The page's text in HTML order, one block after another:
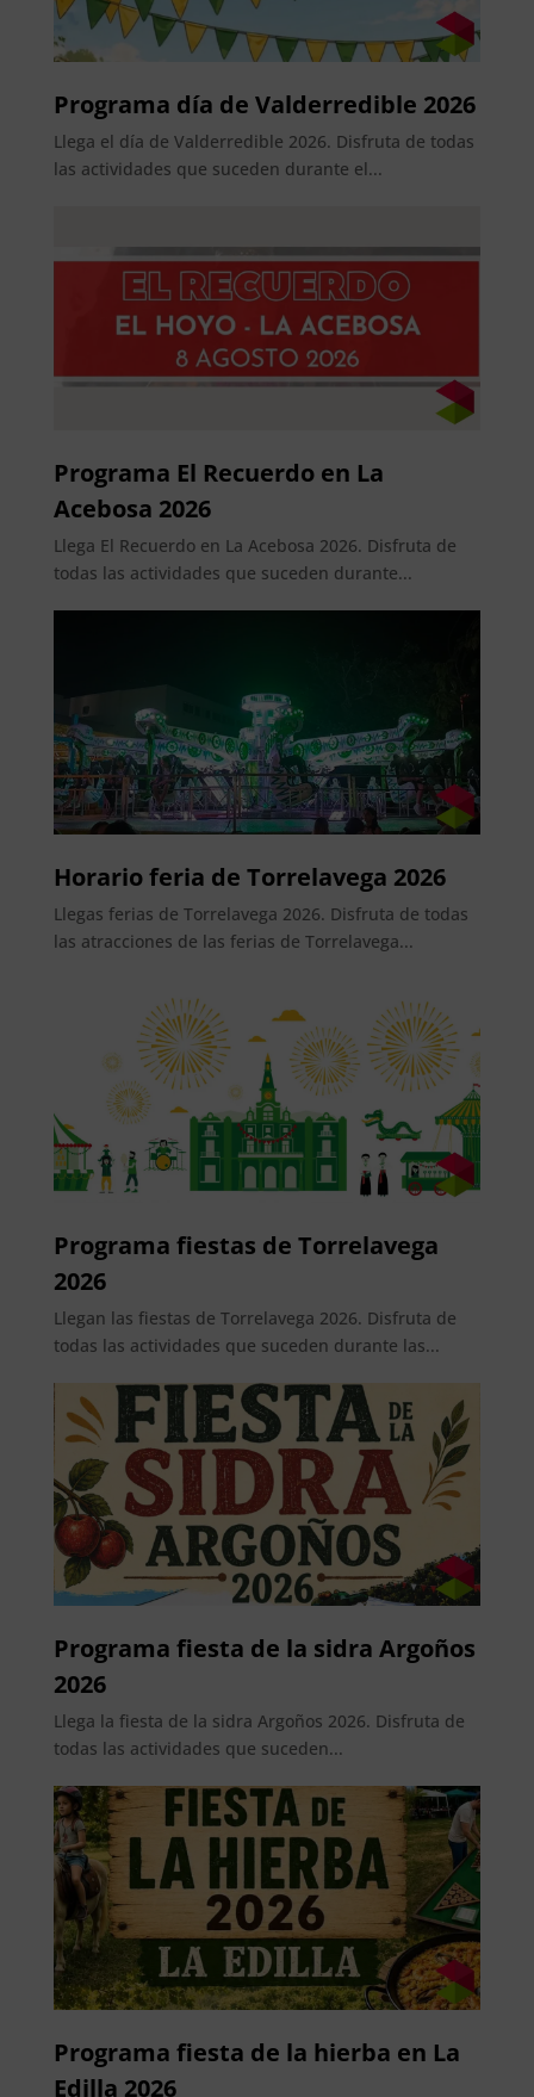
Programa día de Valderredible 2026
Llega el día de Valderredible 2026. Disfruta de todas
las actividades que suceden durante el...
Programa El Recuerdo en La
Acebosa 2026
Llega El Recuerdo en La Acebosa 2026. Disfruta de
todas las actividades que suceden durante...
Horario feria de Torrelavega 2026
Llegas ferias de Torrelavega 2026. Disfruta de todas
las atracciones de las ferias de Torrelavega...
Programa fiestas de Torrelavega
2026
Llegan las fiestas de Torrelavega 2026. Disfruta de
todas las actividades que suceden durante las...
Programa fiesta de la sidra Argoños
2026
Llega la fiesta de la sidra Argoños 2026. Disfruta de
todas las actividades que suceden...
Programa fiesta de la hierba en La
Edilla 2026